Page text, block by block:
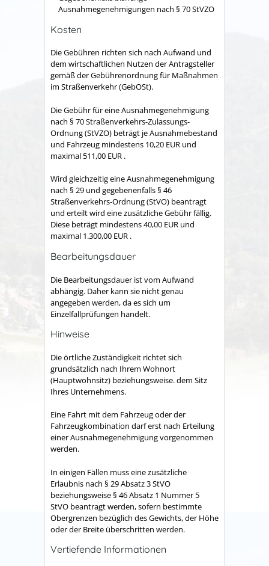
Ausnahmegenehmigungen nach § 70 StVZO
Kosten
Die Gebühren richten sich nach Aufwand und
dem wirtschaftlichen Nutzen der Antragsteller
gemäß der Gebührenordnung für Maßnahmen
im Straßenverkehr (GebOSt).
Die Gebühr für eine Ausnahmegenehmigung
nach § 70 Straßenverkehrs-Zulassungs-
Ordnung (StVZO) beträgt je Ausnahmebestand
und Fahrzeug mindestens 10,20 EUR und
maximal 511,00 EUR .
Wird gleichzeitig eine Ausnahmegenehmigung
nach § 29 und gegebenenfalls § 46
Straßenverkehrs-Ordnung (StVO) beantragt
und erteilt wird eine zusätzliche Gebühr fällig.
Diese beträgt mindestens 40,00 EUR und
maximal 1.300,00 EUR .
Bearbeitungsdauer
Die Bearbeitungsdauer ist vom Aufwand
abhängig. Daher kann sie nicht genau
angegeben werden, da es sich um
Einzelfallprüfungen handelt.
Hinweise
Die örtliche Zuständigkeit richtet sich
grundsätzlich nach Ihrem Wohnort
(Hauptwohnsitz) beziehungsweise. dem Sitz
Ihres Unternehmens.
Eine Fahrt mit dem Fahrzeug oder der
Fahrzeugkombination darf erst nach Erteilung
einer Ausnahmegenehmigung vorgenommen
werden.
In einigen Fällen muss eine zusätzliche
Erlaubnis nach § 29 Absatz 3 StVO
beziehungsweise § 46 Absatz 1 Nummer 5
StVO beantragt werden, sofern bestimmte
Obergrenzen bezüglich des Gewichts, der Höhe
oder der Breite überschritten werden.
Vertiefende Informationen